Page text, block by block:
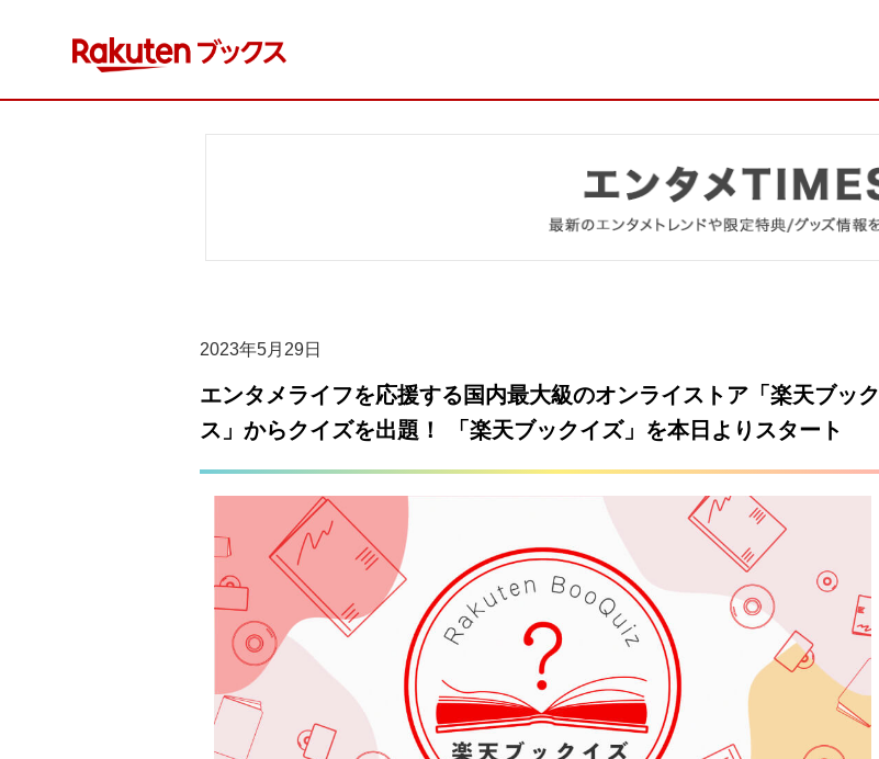
2023年5月29日
エンタメライフを応援する国内最大級のオンライストア「楽天ブック
ス」からクイズを出題！ 「楽天ブックイズ」を本日よりスタート